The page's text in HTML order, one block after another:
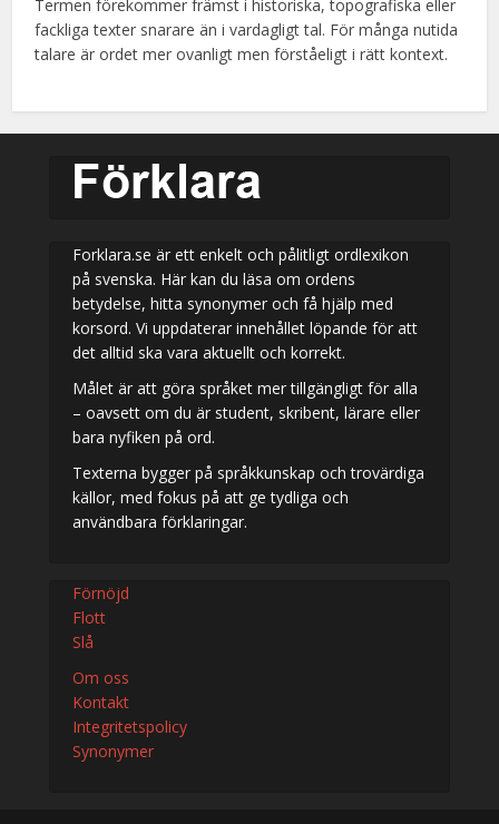
Termen förekommer främst i historiska, topografiska eller
fackliga texter snarare än i vardagligt tal. För många nutida
talare är ordet mer ovanligt men förståeligt i rätt kontext.
Forklara.se är ett enkelt och pålitligt ordlexikon
på svenska. Här kan du läsa om ordens
betydelse, hitta synonymer och få hjälp med
korsord. Vi uppdaterar innehållet löpande för att
det alltid ska vara aktuellt och korrekt.
Målet är att göra språket mer tillgängligt för alla
– oavsett om du är student, skribent, lärare eller
bara nyfiken på ord.
Texterna bygger på språkkunskap och trovärdiga
källor, med fokus på att ge tydliga och
användbara förklaringar.
Förnöjd
Flott
Slå
Om oss
Kontakt
Integritetspolicy
Synonymer